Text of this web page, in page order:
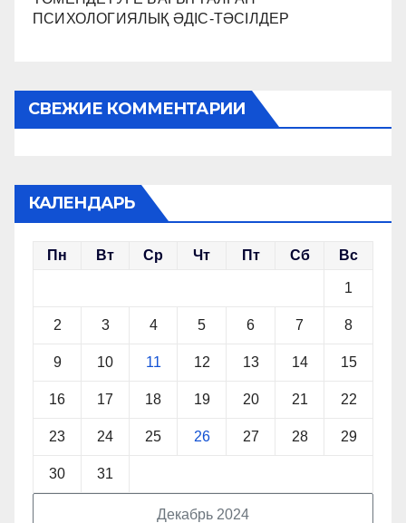
ПСИХОЛОГИЯЛЫҚ ӘДІС-ТӘСІЛДЕР
СВЕЖИЕ КОММЕНТАРИИ
КАЛЕНДАРЬ
Декабрь 2024
Пн Вт Ср Чт Пт Сб Вс
1
2 3 4 5 6 7 8
9 10 11 12 13 14 15
16 17 18 19 20 21 22
23 24 25 26 27 28 29
30 31